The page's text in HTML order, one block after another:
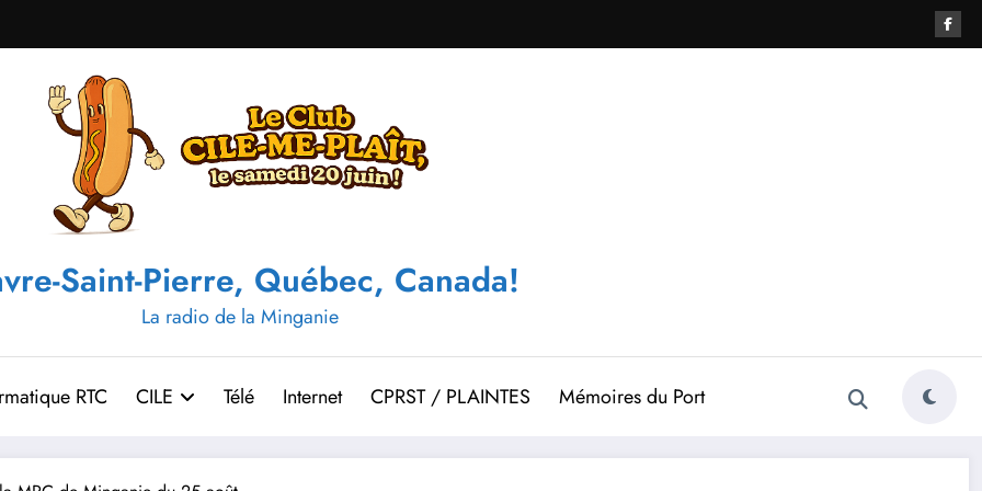
Saint-Pierre, Québec, Canada!
La radio de la Minganie
RTC CILE Télé Internet CPRST / PLAINTES Mémoires du Port